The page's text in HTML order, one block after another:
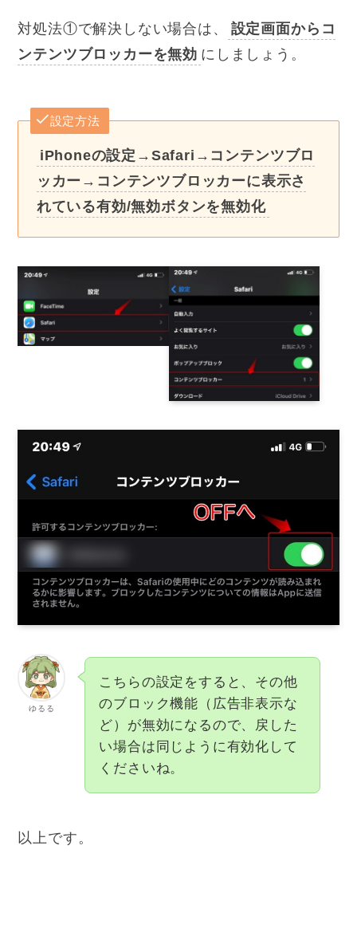
対処法①で解決しない場合は、
設定画面からコ
ンテンツブロッカーを無効 にしましょう。
設定方法
iPhoneの設定→Safari→コンテンツブロ
ッカー→コンテンツブロッカーに表示さ
れている有効/無効ボタンを無効化
ゆるる
こちらの設定をすると、その他
のブロック機能（広告非表示な
ど）が無効になるので、戻した
い場合は同じように有効化して
くださいね。
以上です。